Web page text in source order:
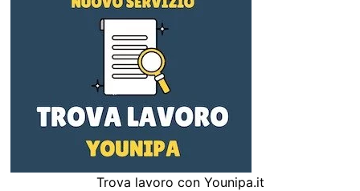
Trova lavoro con Younipa.it